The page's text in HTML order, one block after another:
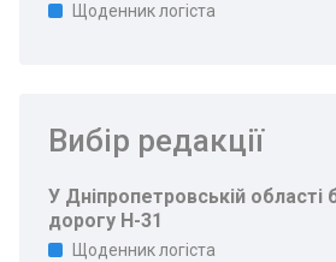
Щоденник логіста
Вибір редакції
У Дніпропетровській області
дорогу Н-31
Щоденник логіста